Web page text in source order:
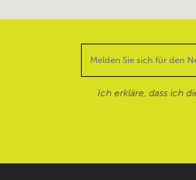
Ich erkläre, dass ich